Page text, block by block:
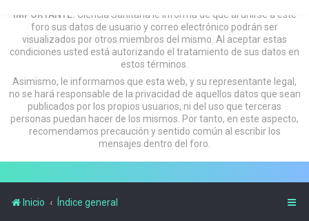
IMPORTANTE: Ciencia Sanitaria le informa de que al unirse a este
foro sus datos de usuario y correo electrónico podrán ser
visualizados por otros miembros del mismo. Al aceptar estas
condiciones usted está autorizando el tratamiento de sus datos en
estos términos.
Asimismo, le informamos que esta web, y su representante legal,
no se hará responsable de la privacidad de aquellos datos que sean
publicados por los propios usuarios, ni del uso que terceras
personas puedan hacer de los mismos. Por tanto, en este aspecto,
recomendamos precaución y sentido común al escribir los
mensajes dentro del foro.
Inicio Índice general